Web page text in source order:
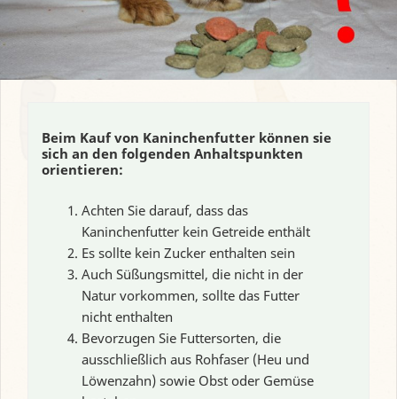
Beim Kauf von Kaninchenfutter können sie
sich an den folgenden Anhaltspunkten
orientieren:
Achten Sie darauf, dass das
Kaninchenfutter kein Getreide enthält
Es sollte kein Zucker enthalten sein
Auch Süßungsmittel, die nicht in der
Natur vorkommen, sollte das Futter
nicht enthalten
Bevorzugen Sie Futtersorten, die
ausschließlich aus Rohfaser (Heu und
Löwenzahn) sowie Obst oder Gemüse